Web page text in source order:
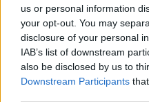
us or personal information
your opt-out. You may
disclosure of your personal
IAB’s list of downstream
also be disclosed by us to
Downstream Participants
Három év
zónák
Greendex